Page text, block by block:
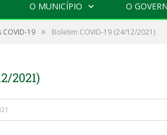
O MUNICÍPIO O
COVID-19 » Boletim COVID-19 (24/12/2021)
2021)